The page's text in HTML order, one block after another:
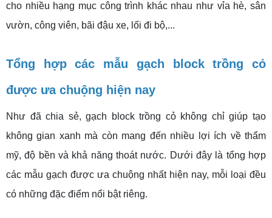
cho nhiều hạng mục công trình khác nhau như vỉa hè, sân
vườn, công viên, bãi đậu xe, lối đi bộ,...
Tổng hợp các mẫu gạch block trồng cỏ
được ưa chuộng hiện nay
Như đã chia sẻ, gạch block trồng cỏ không chỉ giúp tạo
không gian xanh mà còn mang đến nhiều lợi ích về thẩm
mỹ, độ bền và khả năng thoát nước. Dưới đây là tổng hợp
các mẫu gạch được ưa chuộng nhất hiện nay, mỗi loại đều
có những đặc điểm nổi bật riêng.